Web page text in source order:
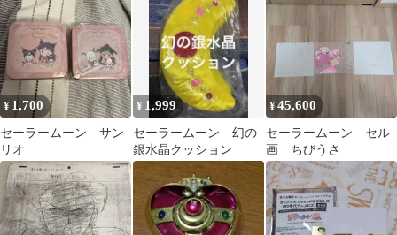
ラージュピター 赤ペ
ン書き込みあり
¥ 1,700
セーラームーン サン
リオ
¥ 1,999
セーラームーン 幻の
銀水晶クッション
¥45,600
セーラームーン セル
画 ちびうさ